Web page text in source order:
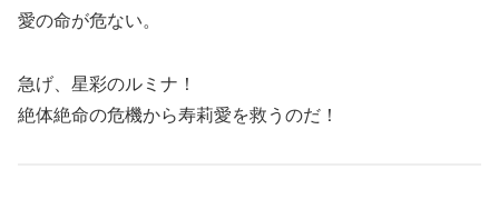
愛の命が危ない。
急げ、星彩のルミナ！
絶体絶命の危機から寿莉愛を救うのだ！